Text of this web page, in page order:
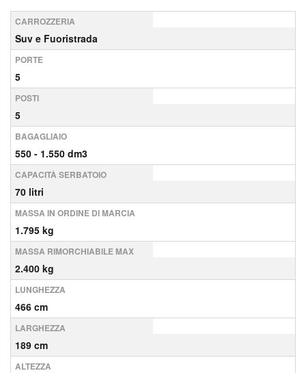
CARROZZERIA
Suv e Fuoristrada
PORTE
5
POSTI
5
BAGAGLIAIO
550 - 1.550 dm3
CAPACITÀ SERBATOIO
70 litri
MASSA IN ORDINE DI MARCIA
1.795 kg
MASSA RIMORCHIABILE MAX
2.400 kg
LUNGHEZZA
466 cm
LARGHEZZA
189 cm
ALTEZZA